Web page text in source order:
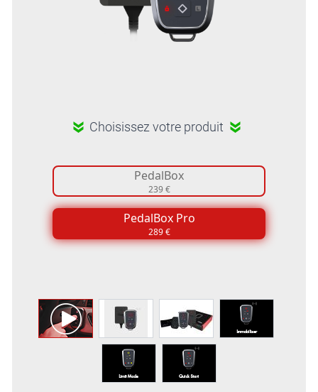
Choisissez votre produit
PedalBox
239 €
PedalBox Pro
289 €